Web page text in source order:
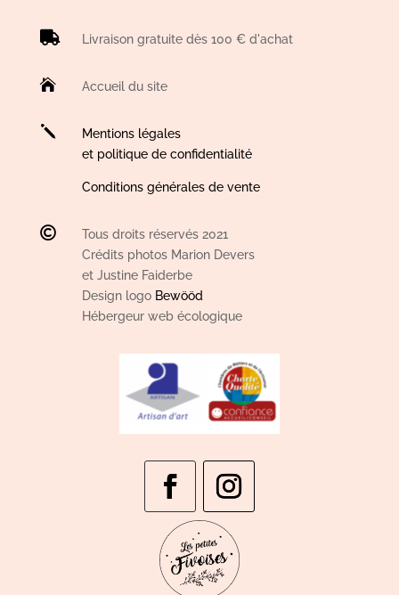
 Livraison gratuite dès 100 € d'achat
 Accueil du site
j
Mentions légales
et politique de confidentialité
Conditions générales de vente

Tous droits réservés 2021
Crédits photos Marion Devers
et Justine Faiderbe
Design logo Bewööd
Hébergeur web écologique